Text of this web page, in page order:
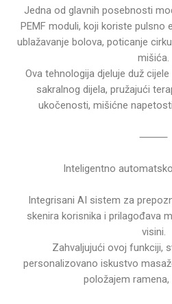
Jedna od glavnih posebnosti
PEMF moduli, koji koriste pulsno
ublažavanje bolova, poticanje
mišića.
Ova tehnologija djeluje duž
sakralnog dijela, pružajući
ukočenosti, mišićne
⸻
Inteligentno
Integrisani AI sistem za
skenira korisnika i prilagođava
visini.
Zahvaljujući ovoj funkciji,
personalizovano iskustvo
položajem ramena,